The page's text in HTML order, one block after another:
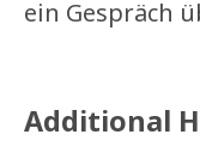
ein Gespräch
Additional